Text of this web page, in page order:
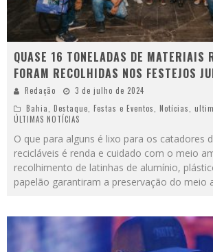
QUASE 16 TONELADAS DE MATERIAIS
FORAM RECOLHIDAS NOS FESTEJOS
Redação
3 de julho de 2024
Bahia, Destaque, Festas e Eventos, Notícias,
ÚLTIMAS NOTÍCIAS
O que para alguns é lixo para os catadores
recicláveis é renda e cuidado com o meio
recolhimento de latinhas de alumínio,
papelão garantiram a preservação do meio